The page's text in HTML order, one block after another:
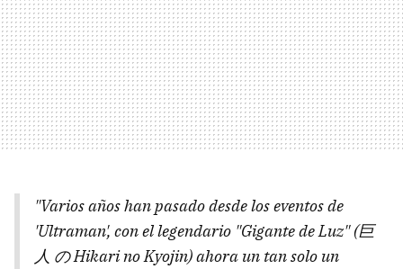
"Varios años han pasado desde los eventos de
'Ultraman', con el legendario "Gigante de Luz" (巨
人 の Hikari no Kyojin) ahora un tan solo un